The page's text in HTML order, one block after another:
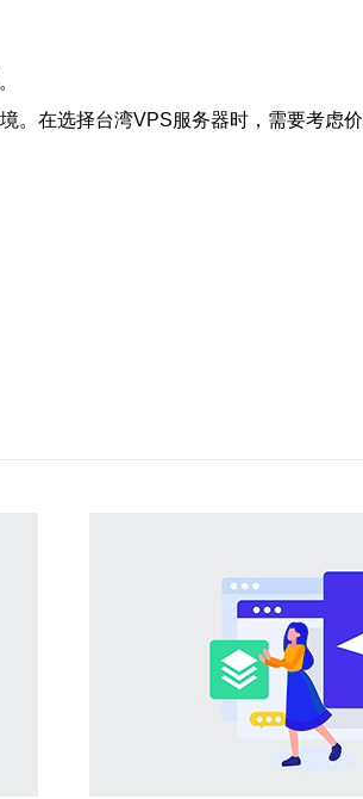
。在选择台湾VPS服务器时，需要考虑